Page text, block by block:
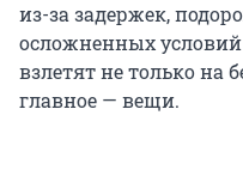
из-за задержек,
осложненных
взлетят не только на
главное — вещи.